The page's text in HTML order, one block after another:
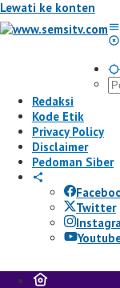
Lewati ke konten
Redaksi
Kode Etik
Privacy Policy
Disclaimer
Pedoman Siber
Twitter